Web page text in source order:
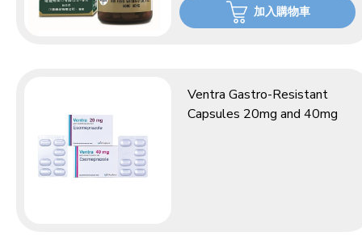
加入購物車
Ventra Gastro-Resistant
Capsules 20mg and 40mg